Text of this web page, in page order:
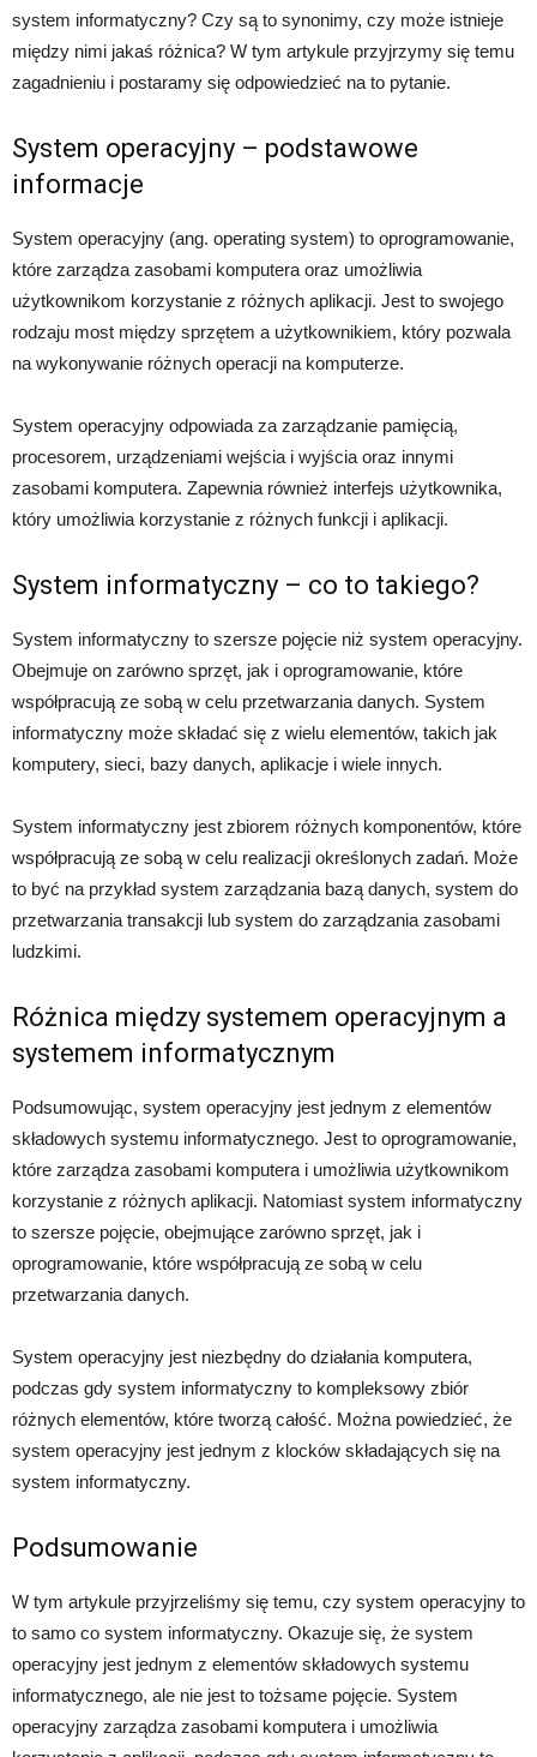
system informatyczny? Czy są to synonimy, czy może istnieje
między nimi jakaś różnica? W tym artykule przyjrzymy się temu
zagadnieniu i postaramy się odpowiedzieć na to pytanie.
System operacyjny – podstawowe
informacje
System operacyjny (ang. operating system) to oprogramowanie,
które zarządza zasobami komputera oraz umożliwia
użytkownikom korzystanie z różnych aplikacji. Jest to swojego
rodzaju most między sprzętem a użytkownikiem, który pozwala
na wykonywanie różnych operacji na komputerze.
System operacyjny odpowiada za zarządzanie pamięcią,
procesorem, urządzeniami wejścia i wyjścia oraz innymi
zasobami komputera. Zapewnia również interfejs użytkownika,
który umożliwia korzystanie z różnych funkcji i aplikacji.
System informatyczny – co to takiego?
System informatyczny to szersze pojęcie niż system operacyjny.
Obejmuje on zarówno sprzęt, jak i oprogramowanie, które
współpracują ze sobą w celu przetwarzania danych. System
informatyczny może składać się z wielu elementów, takich jak
komputery, sieci, bazy danych, aplikacje i wiele innych.
System informatyczny jest zbiorem różnych komponentów, które
współpracują ze sobą w celu realizacji określonych zadań. Może
to być na przykład system zarządzania bazą danych, system do
przetwarzania transakcji lub system do zarządzania zasobami
ludzkimi.
Różnica między systemem operacyjnym a
systemem informatycznym
Podsumowując, system operacyjny jest jednym z elementów
składowych systemu informatycznego. Jest to oprogramowanie,
które zarządza zasobami komputera i umożliwia użytkownikom
korzystanie z różnych aplikacji. Natomiast system informatyczny
to szersze pojęcie, obejmujące zarówno sprzęt, jak i
oprogramowanie, które współpracują ze sobą w celu
przetwarzania danych.
System operacyjny jest niezbędny do działania komputera,
podczas gdy system informatyczny to kompleksowy zbiór
różnych elementów, które tworzą całość. Można powiedzieć, że
system operacyjny jest jednym z klocków składających się na
system informatyczny.
Podsumowanie
W tym artykule przyjrzeliśmy się temu, czy system operacyjny to
to samo co system informatyczny. Okazuje się, że system
operacyjny jest jednym z elementów składowych systemu
informatycznego, ale nie jest to tożsame pojęcie. System
operacyjny zarządza zasobami komputera i umożliwia